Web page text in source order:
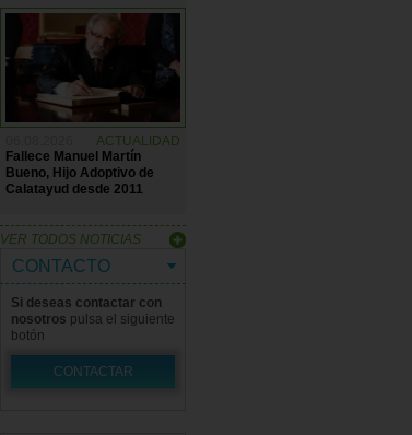
ACTUALIDAD
Fallece Manuel Martín
Bueno, Hijo Adoptivo de
Calatayud desde 2011
VER TODOS NOTICIAS
CONTACTO
Si deseas contactar con
nosotros pulsa el siguiente
botón
CONTACTAR